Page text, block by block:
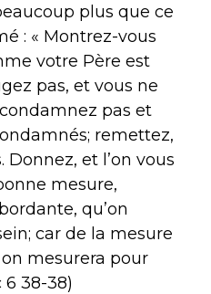
plus que ce
: « Montrez-vous
votre Père est
pas, et vous ne
pas et
remettez,
Donnez, et l’on vous
mesure,
qu’on
car de la mesure
mesurera pour
6 38-38)